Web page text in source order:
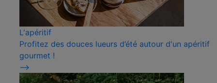
L'apéritif
Profitez des douces lueurs d’été autour d'un apéritif
gourmet !
⟶